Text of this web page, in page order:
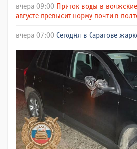
вчера 09:00 Приток воды в
августе превысит норму почти в
вчера 07:00 Сегодня в Саратове